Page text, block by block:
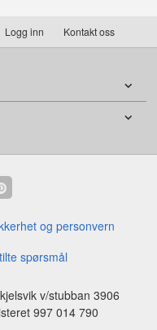
Logg inn Kontakt oss
og personvern
spørsmål
v/stubban 3906
997 014 790